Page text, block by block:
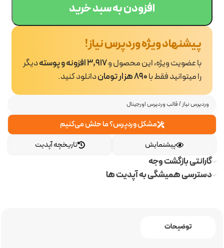
وردپرس نیاز/قالب وردپرس اورجینال
مشکل وردپرس؟ ما حلش می‌کنیم
تاریخچه آپدیت
پیشنمایش
گارانتی بازگشت وجه
دسترسی همیشگی به آپدیت ها
افزودن به سبد خرید
پیشنهاد ویژه وردپرس نیاز!
با عضویت ویژه، این محصول و3,917 افزونه و پوسته
دیگر
را میتوانید فقط با890 هزار تومان دانلود کنید.
توضیحات